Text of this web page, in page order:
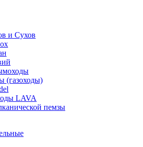
и Сухов
(газоходы)
LAVA
пемзы